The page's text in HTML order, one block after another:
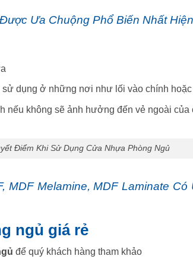
Ưa Chuộng Phổ Biến Nhất
dụng ở những nơi như lối vào chính
nếu không sẽ ảnh hưởng đến vẻ ngoài của
Điểm Khi Sử Dụng Cửa Nhựa Phòng Ngủ
MDF Melamine, MDF Laminate
ngủ giá rẻ
để quý khách hàng tham khảo